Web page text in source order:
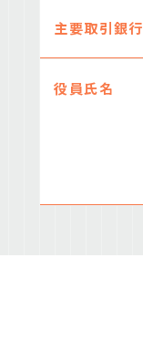
主要取引銀行
役員氏名